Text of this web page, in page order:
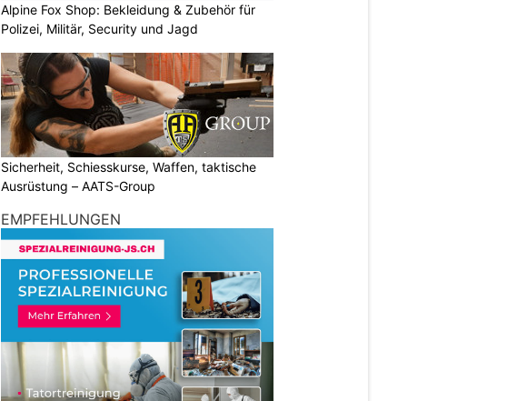
Alpine Fox Shop: Bekleidung & Zubehör für
Polizei, Militär, Security und Jagd
Sicherheit, Schiesskurse, Waffen, taktische
Ausrüstung – AATS-Group
EMPFEHLUNGEN